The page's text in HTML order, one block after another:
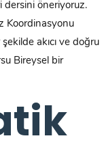
dersini öneriyoruz.
Koordinasyonu
akıcı ve doğru
Bireysel bir